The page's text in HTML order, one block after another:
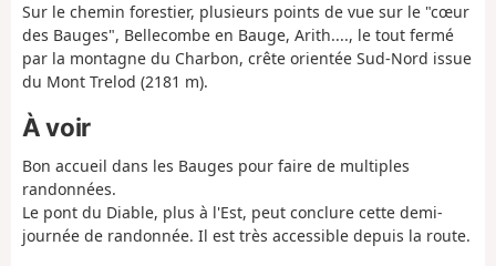
Sur le chemin forestier, plusieurs points de vue sur le "cœur
des Bauges", Bellecombe en Bauge, Arith...., le tout fermé
par la montagne du Charbon, crête orientée Sud-Nord issue
du Mont Trelod (2181 m).
À voir
Bon accueil dans les Bauges pour faire de multiples
randonnées.
Le pont du Diable, plus à l'Est, peut conclure cette demi-
journée de randonnée. Il est très accessible depuis la route.